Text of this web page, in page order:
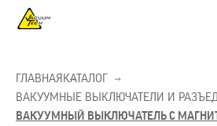
ГЛАВНАЯ КАТАЛОГ
ВАКУУМНЫЕ ВЫКЛЮЧАТЕЛИ И
ВАКУУМНЫЙ ВЫКЛЮЧАТЕЛЬ С